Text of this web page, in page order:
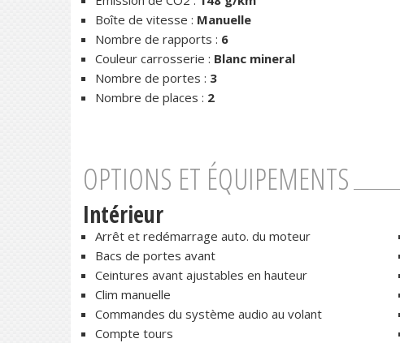
Boîte de vitesse : Manuelle
Nombre de rapports : 6
Couleur carrosserie : Blanc mineral
Nombre de portes : 3
Nombre de places : 2
OPTIONS ET ÉQUIPEMENTS
Intérieur
Arrêt et redémarrage auto. du moteur
Bacs de portes avant
Ceintures avant ajustables en hauteur
Clim manuelle
Commandes du système audio au volant
Compte tours